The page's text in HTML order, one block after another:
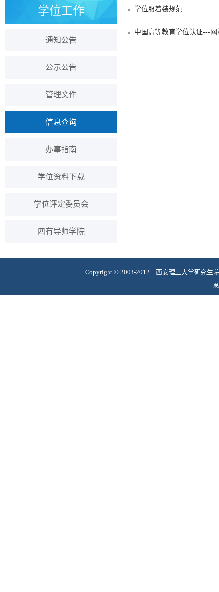
学位工作
通知公告
公示公告
管理文件
信息查询
办事指南
学位资料下载
学位评定委员会
四有导师学院
学位服着装规范
中国高等教育学位认证---网
Copyright © 2003-2012 西安理工大学研究生